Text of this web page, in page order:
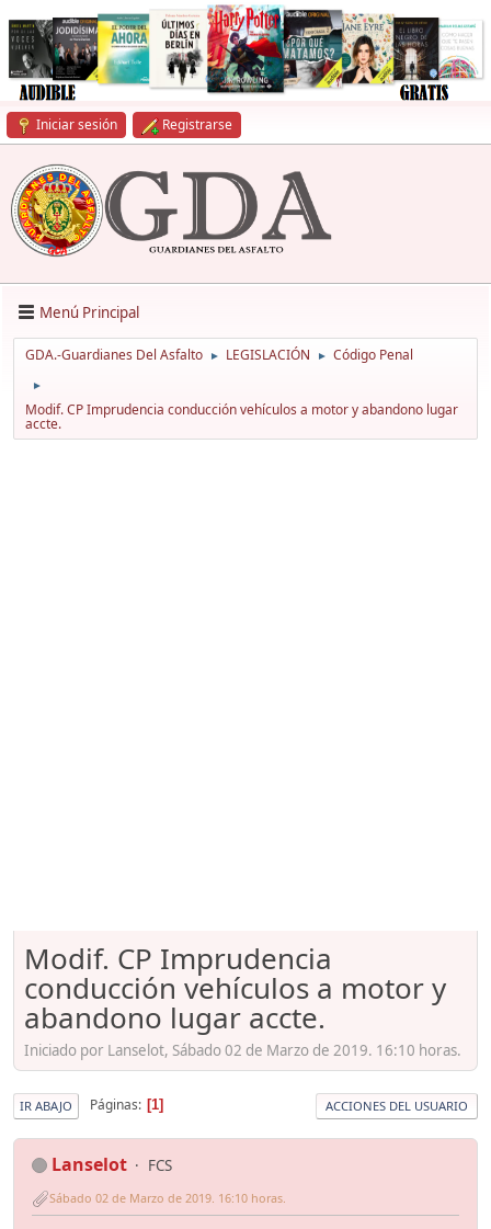
Iniciar sesión Registrarse
Menú Principal
GDA.-Guardianes Del Asfalto ► LEGISLACIÓN ► Código Penal
►
Modif. CP Imprudencia conducción vehículos a motor y abandono lugar
accte.
Modif. CP Imprudencia
conducción vehículos a motor y
abandono lugar accte.
Iniciado por Lanselot, Sábado 02 de Marzo de 2019. 16:10 horas.
IR ABAJO Páginas 1 ACCIONES DEL USUARIO
Lanselot FCS
Sábado 02 de Marzo de 2019. 16:10 horas.